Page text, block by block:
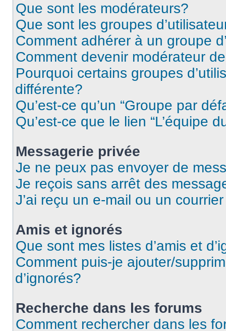
Que sont les modérateurs?
Que sont les groupes
Comment adhérer à un groupe
Comment devenir modérateur
Pourquoi certains groupes
différente?
Qu’est-ce qu’un “Groupe par
Qu’est-ce que le lien “L’équipe
Messagerie privée
Je ne peux pas envoyer de
Je reçois sans arrêt des
J’ai reçu un e-mail ou un
Amis et ignorés
Que sont mes listes d’amis et
Comment puis-je ajouter/
d’ignorés?
Recherche dans les forums
Comment rechercher dans les